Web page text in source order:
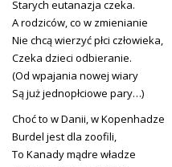
Starych eutanazja czeka.
A rodziców, co w zmienianie
Nie chcą wierzyć płci człowieka,
Czeka dzieci odbieranie.
(Od wpajania nowej wiary
Są już jednopłciowe pary…)
Choć to w Danii, w Kopenhadze
Burdel jest dla zoofili,
To Kanady mądre władze